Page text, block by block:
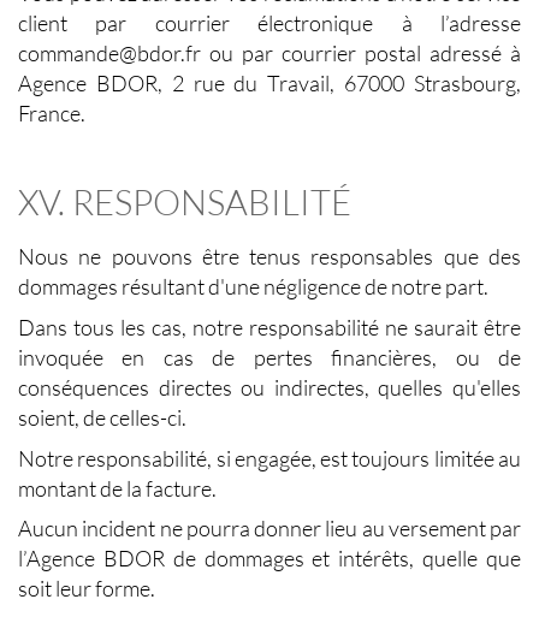
client par courrier électronique à l’adresse
commande@bdor.fr ou par courrier postal adressé à
Agence BDOR, 2 rue du Travail, 67000 Strasbourg,
France.
XV. RESPONSABILITÉ
Nous ne pouvons être tenus responsables que des
dommages résultant d'une négligence de notre part.
Dans tous les cas, notre responsabilité ne saurait être
invoquée en cas de pertes financières, ou de
conséquences directes ou indirectes, quelles qu'elles
soient, de celles-ci.
Notre responsabilité, si engagée, est toujours limitée au
montant de la facture.
Aucun incident ne pourra donner lieu au versement par
l’Agence BDOR de dommages et intérêts, quelle que
soit leur forme.